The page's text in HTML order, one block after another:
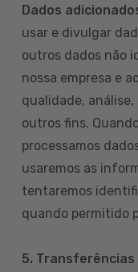
Dados
usar e divulgar
outros dados não
nossa empresa e
qualidade,
outros fins.
processamos
usaremos as
tentaremos
quando permitido
5. Transferências